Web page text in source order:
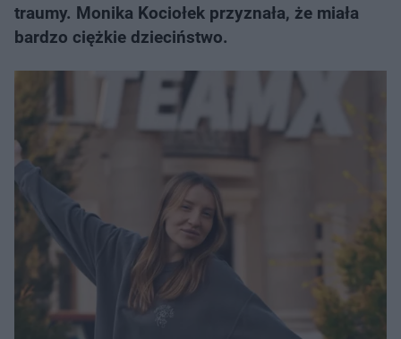
traumy. Monika Kociołek przyznała, że miała
bardzo ciężkie dzieciństwo.